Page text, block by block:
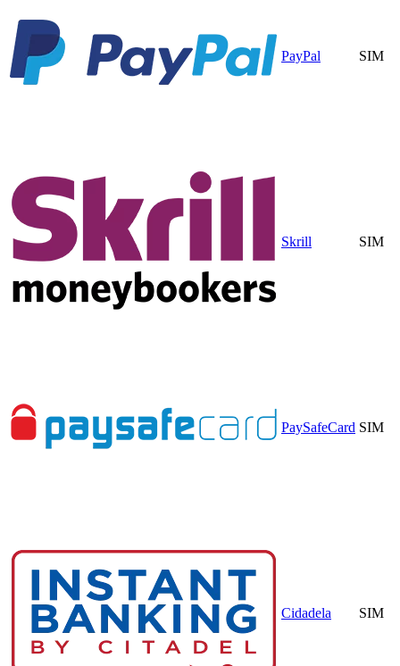
PayPal SIM
Skrill SIM
PaySafeCard SIM
Cidadela SIM